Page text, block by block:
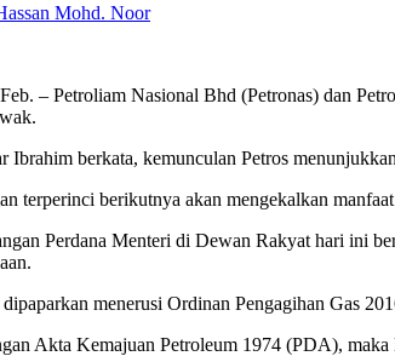
Mohd. Noor
– Petroliam Nasional Bhd (Petronas) dan
berkata, kemunculan Petros
terperinci berikutnya akan mengekalkan
Perdana Menteri di Dewan Rakyat hari ini
menerusi Ordinan Pengagihan Gas
Akta Kemajuan Petroleum 1974 (PDA),